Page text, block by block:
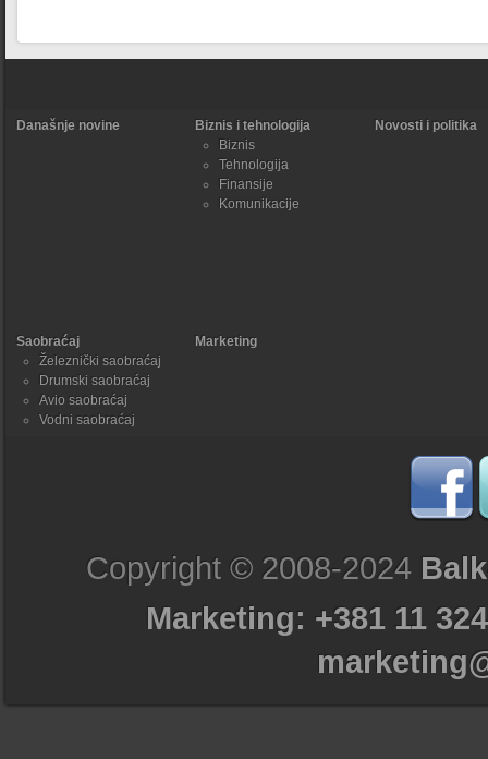
Današnje novine
Biznis i tehnologija
Biznis
Tehnologija
Finansije
Komunikacije
Novosti i politika
Saobraćaj
Železnički saobraćaj
Drumski saobraćaj
Avio saobraćaj
Vodni saobraćaj
Marketing
Copyright © 2008-2024
Marketing: +381 11